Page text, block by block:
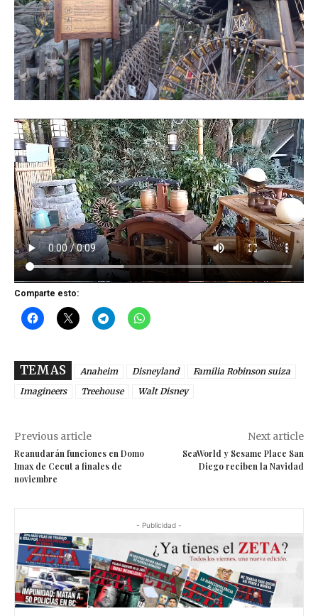
Comparte esto:
TEMAS Anaheim Disneyland
Familia Robinson suiza
Imagineers
Treehouse Walt Disney
Previous article
Reanudarán funciones en Domo
Imax de Cecut a finales de
noviembre
Next article
SeaWorld y Sesame Place San
Diego reciben la Navidad
- Publicidad -